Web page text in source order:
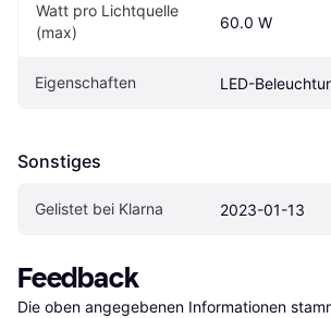
Watt pro Lichtquelle
(max)
60.0 W
Eigenschaften LED-
Sonstiges
Gelistet bei Klarna 2023-01-13
Feedback
Die oben angegebenen Informationen